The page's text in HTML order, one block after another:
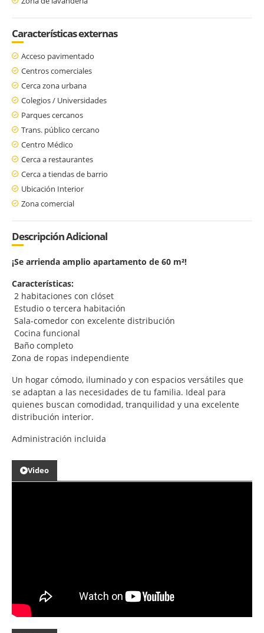
Características externas
Acceso pavimentado
Centros comerciales
Cerca zona urbana
Colegios / Universidades
Parques cercanos
Trans. público cercano
Centro Médico
Cerca a restaurantes
Cerca a tiendas de barrio
Ubicación Interior
Zona comercial
Descripción Adicional
¡Se arrienda amplio apartamento de 60 m²!
Características:
2 habitaciones con clóset
Estudio o tercera habitación
Sala-comedor con excelente distribución
Cocina funcional
Baño completo
Zona de ropas independiente
Un hogar cómodo, iluminado y con espacios versátiles que
se adaptan a las necesidades de tu familia. Ideal para
quienes buscan comodidad, tranquilidad y una excelente
distribución interior.
Administración incluida
Video